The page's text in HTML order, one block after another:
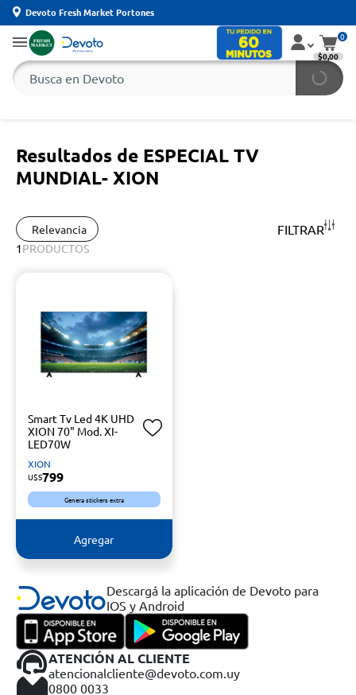
Devoto Fresh Market Portones
0
$0,00
Resultados de ESPECIAL TV
MUNDIAL- XION
Relevancia FILTRAR
1PRODUCTOS
Smart Tv Led 4K UHD
XION 70" Mod. XI-
LED70W
XION
U$S799
Genera stickers extra
Agregar
Descargá la aplicación de Devoto para
IOS y Android
ATENCIÓN AL CLIENTE
atencionalcliente@devoto.com.uy
0800 0033